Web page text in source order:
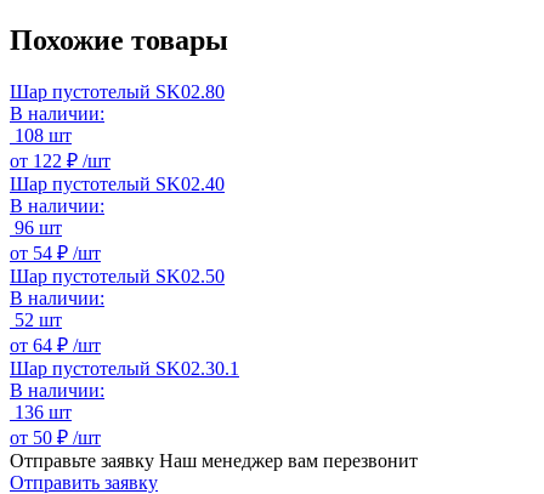
Похожие товары
Шар пустотелый SK02.80
В наличии:
108 шт
от 122 ₽ /шт
Шар пустотелый SK02.40
В наличии:
96 шт
от 54 ₽ /шт
Шар пустотелый SK02.50
В наличии:
52 шт
от 64 ₽ /шт
Шар пустотелый SK02.30.1
В наличии:
136 шт
от 50 ₽ /шт
Отправьте заявку Наш менеджер вам перезвонит
Отправить заявку